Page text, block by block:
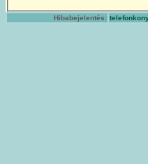
Hibabejelentés: